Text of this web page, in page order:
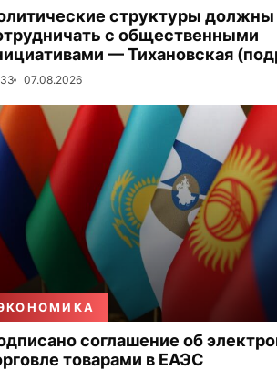
структуры должны
с общественными
— Тихановская
07.08.2026
соглашение об
товарами в ЕАЭС